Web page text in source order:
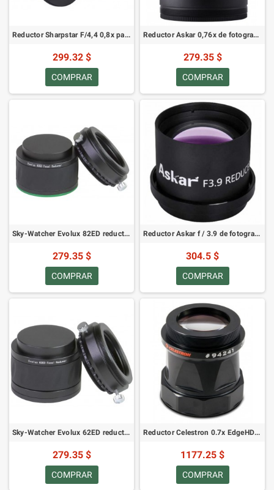
Reductor Sharpstar F/4,4 0,8x para 94 EDPH
299.32 $
COMPRAR
Reductor Askar 0,76x de fotograma completo para Askar 80 PHQ
279.35 $
COMPRAR
Sky-Watcher Evolux 82ED reductor / corrector 0,9x
279.35 $
COMPRAR
Reductor Askar f / 3.9 de fotograma completo para astrográfo de campo plano FRA400 / FRA500 (SKU: ASRED72)
304.5 $
COMPRAR
Sky-Watcher Evolux 62ED reductor / corrector 0,9x
279.35 $
COMPRAR
Reductor Celestron 0.7x EdgeHD 1100 (94241)
1177.25 $
COMPRAR